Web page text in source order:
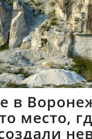
в
место,